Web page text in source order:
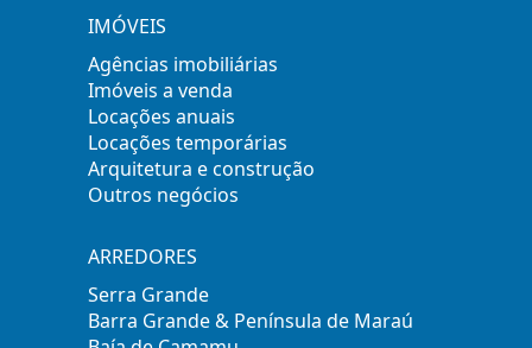
IMÓVEIS
Agências imobiliárias
Imóveis a venda
Locações anuais
Locações temporárias
Arquitetura e construção
Outros negócios
ARREDORES
Serra Grande
Barra Grande & Península de Maraú